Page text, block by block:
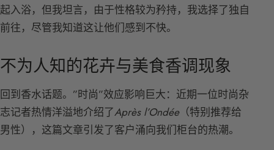
起入浴，但我坦言，由于性格较为矜持，我选择了独自
前往，尽管我知道这让他们感到不快。
不为人知的花卉与美食香调现象
回到香水话题。”时尚”效应影响巨大：近期一位时尚杂
志记者热情洋溢地介绍了Après l’Ondée（特别推荐给
男性），这篇文章引发了客户涌向我们柜台的热潮。